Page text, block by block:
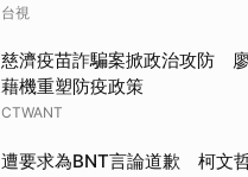
台視
慈濟疫苗詐騙案掀政治攻防
藉機重塑防疫政策
CTWANT
遭要求為BNT言論道歉 柯文